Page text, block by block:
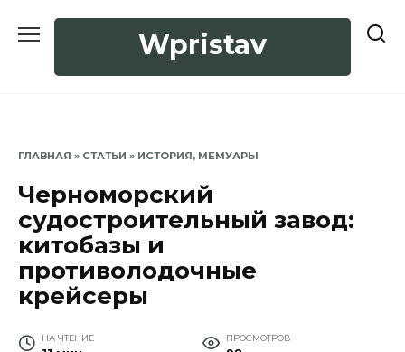
Wpristav
ГЛАВНАЯ » СТАТЬИ » ИСТОРИЯ, МЕМУАРЫ
Черноморский
судостроительный завод:
китобазы и
противолодочные
крейсеры
НА ЧТЕНИЕ ПРОСМОТРОВ